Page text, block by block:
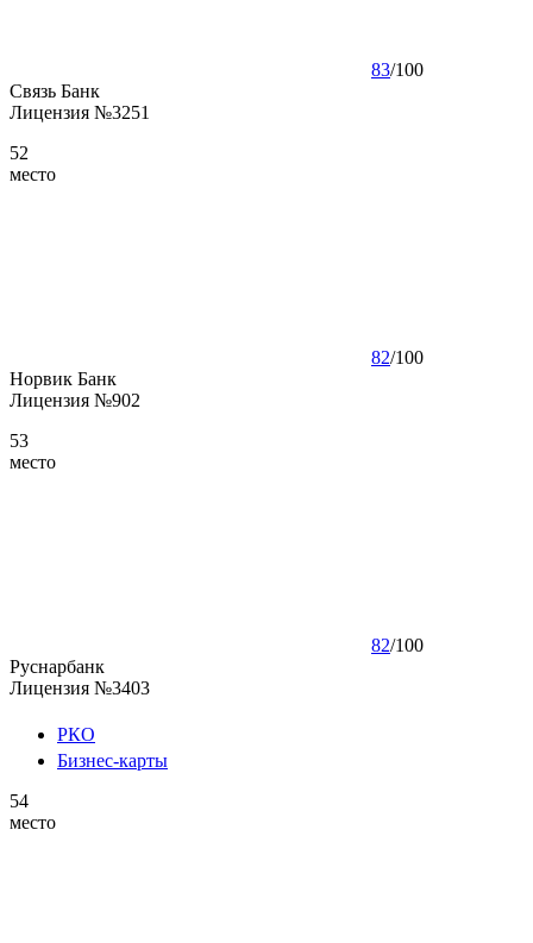
83/100
Связь Банк
Лицензия №3251
52
место
82/100
Норвик Банк
Лицензия №902
53
место
82/100
Руснарбанк
Лицензия №3403
РКО
Бизнес-карты
54
место